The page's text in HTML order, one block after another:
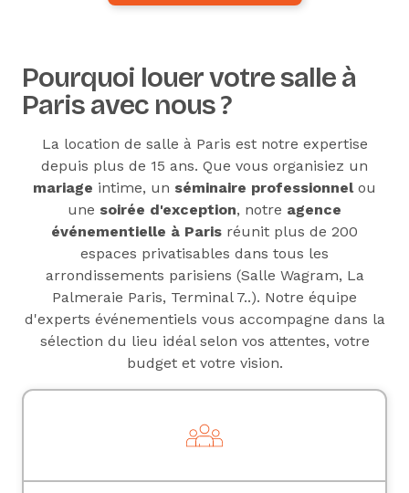
Pourquoi louer votre salle à
Paris avec nous ?
La location de salle à Paris est notre expertise
depuis plus de 15 ans. Que vous organisiez un
mariage intime, un séminaire professionnelou
une soirée d'exception, notre agence
événementielle à Paris réunit plus de 200
espaces privatisables dans tous les
arrondissements parisiens (Salle Wagram, La
Palmeraie Paris, Terminal 7..). Notre équipe
d'experts événementiels vous accompagne dans la
sélection du lieu idéal selon vos attentes, votre
budget et votre vision.